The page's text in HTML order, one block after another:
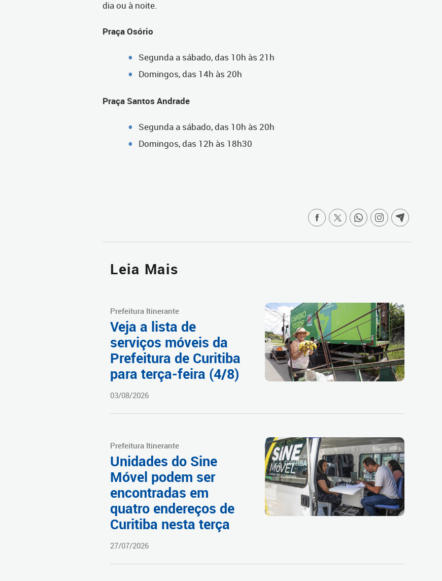
dia ou à noite.
Praça Osório
Segunda a sábado, das 10h às 21h
Domingos, das 14h às 20h
Praça Santos Andrade
Segunda a sábado, das 10h às 20h
Domingos, das 12h às 18h30
Leia Mais
Prefeitura Itinerante
Veja a lista de
serviços móveis da
Prefeitura de Curitiba
para terça-feira (4/8)
03/08/2026
Prefeitura Itinerante
Unidades do Sine
Móvel podem ser
encontradas em
quatro endereços de
Curitiba nesta terça
27/07/2026